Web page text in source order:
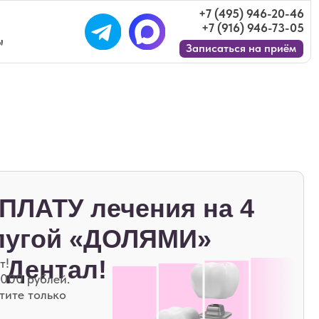
+7 (495) 946-20-46
Записаться на приём
+7 (916) 946-73-05
«ДОЛЯМИ»